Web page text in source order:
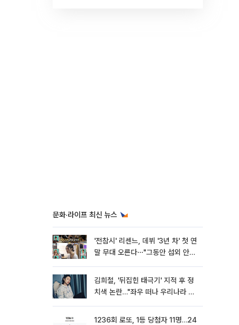
문화·라이프 최신 뉴스
'전참시' 리센느, 데뷔 '3년 차' 첫 연
말 무대 오른다⋯"그동안 섭외 안
김희철, '뒤집힌 태극기' 지적 후 정
치색 논란…"좌우 떠나 우리나라 국
1236회 로또, 1등 당첨자 11명…24